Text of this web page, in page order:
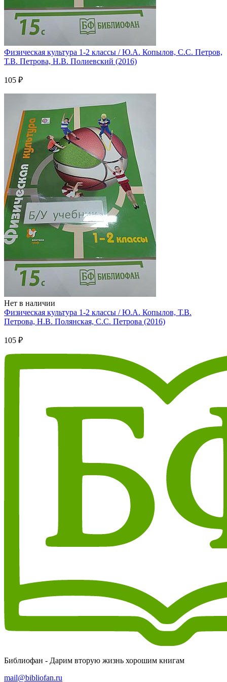
Физическая культура 1-2 классы / Ю.А. Копылов, С.С. Петров,
Т.В. Петрова, Н.В. Полиевский (2016)
105 ₽
Нет в наличии
Физическая культура 1-2 классы / Ю.А. Копылов, Т.В.
Петрова, Н.В. Полянская, С.С. Петрова (2016)
105 ₽
Библиофан - Дарим вторую жизнь хорошим книгам
mail@bibliofan.ru